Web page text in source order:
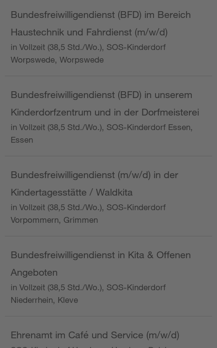
Bundesfreiwilligendienst (BFD) im Bereich
Haustechnik und Fahrdienst (m/w/d)
in Vollzeit (38,5 Std./Wo.), SOS-Kinderdorf
Worpswede, Worpswede
Bundesfreiwilligendienst (BFD) in unserem
Kinderdorfzentrum und in der Dorfmeisterei
in Vollzeit (38,5 Std./Wo.), SOS-Kinderdorf Essen,
Essen
Bundesfreiwilligendienst (m/w/d) in der
Kindertagesstätte / Waldkita
in Vollzeit (38,5 Std./Wo.), SOS-Kinderdorf
Vorpommern, Grimmen
Bundesfreiwilligendienst in Kita & Offenen
Angeboten
in Vollzeit (38,5 Std./Wo.), SOS-Kinderdorf
Niederrhein, Kleve
Ehrenamt im Café und Service (m/w/d)